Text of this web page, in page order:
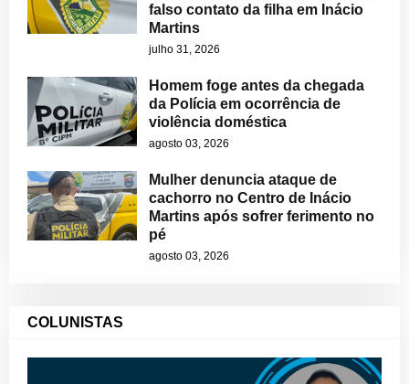
falso contato da filha em Inácio
Martins
julho 31, 2026
Homem foge antes da chegada
da Polícia em ocorrência de
violência doméstica
agosto 03, 2026
Mulher denuncia ataque de
cachorro no Centro de Inácio
Martins após sofrer ferimento no
pé
agosto 03, 2026
COLUNISTAS